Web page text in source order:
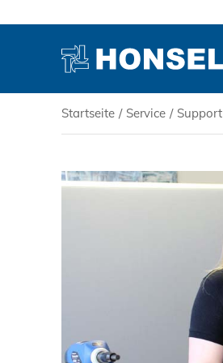
PRODUKTE
HONSEL
Startseite / Service / Support